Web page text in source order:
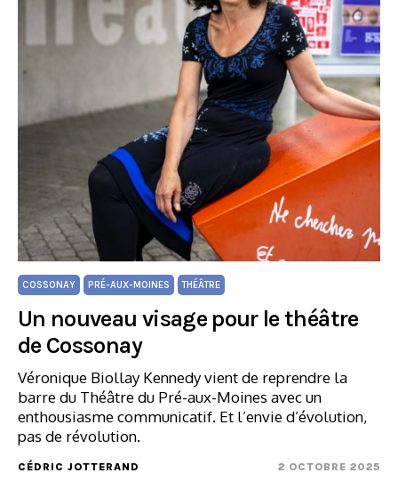
COSSONAY PRÉ-AUX-MOINES THÉÂTRE
Un nouveau visage pour le théâtre
de Cossonay
Véronique Biollay Kennedy vient de reprendre la
barre du Théâtre du Pré-aux-Moines avec un
enthousiasme communicatif. Et l’envie d’évolution,
pas de révolution.
CÉDRIC JOTTERAND 2 OCTOBRE 2025